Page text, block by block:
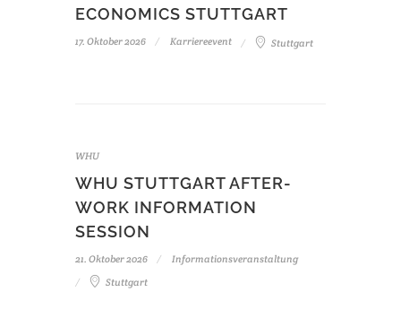
ECONOMICS STUTTGART
17. Oktober 2026 Karriereevent Stuttgart
WHU
WHU STUTTGART AFTER-
WORK INFORMATION
SESSION
21. Oktober 2026
Informationsveranstaltung
Stuttgart